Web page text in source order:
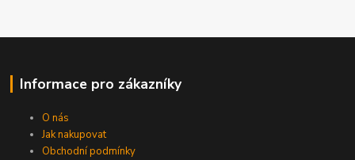
Informace pro zákazníky
O nás
Jak nakupovat
Obchodní podmínky